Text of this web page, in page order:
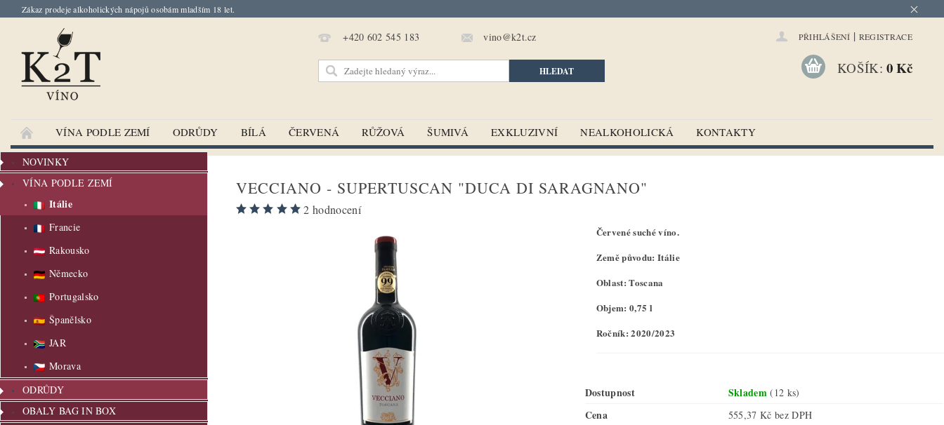
Zákaz prodeje alkoholických nápojů osobám mladším 18 let.
+420 602 545 183 vino@k2t.cz PŘIHLÁŠENÍ | REGISTRACE
KOŠÍK: 0 Kč
VÍNA PODLE ZEMÍ ODRŮDY BÍLÁ ČERVENÁ RŮŽOVÁ ŠUMIVÁ EXKLUZIVNÍ NEALKOHOLICKÁ KONTAKTY
NOVINKY
VÍNA PODLE ZEMÍ
Itálie
Francie
Rakousko
Německo
Portugalsko
Španělsko
JAR
Morava
ODRŮDY
OBALY BAG IN BOX
VECCIANO - SUPERTUSCAN "DUCA DI SARAGNANO"
2 hodnocení
Červené suché víno.
Země původu: Itálie
Oblast: Toscana
Objem: 0,75 l
Ročník: 2020/2023
Dostupnost Skladem(12 ks)
Cena 555,37 Kč bez DPH